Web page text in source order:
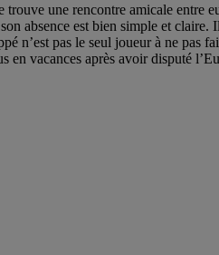
trouve une rencontre amicale
absence est bien simple et claire.
n’est pas le seul joueur à ne
en vacances après avoir disputé